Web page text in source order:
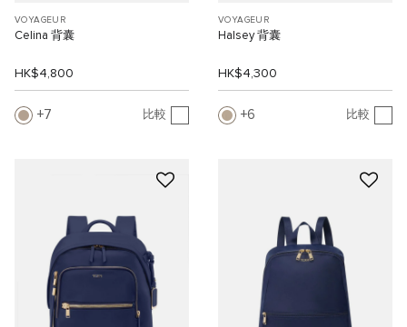
VOYAGEUR
Celina 背囊
HK$4,800
7 比較
VOYAGEUR
Halsey 背囊
HK$4,300
6 比較